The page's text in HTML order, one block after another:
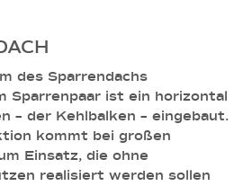
des Sparrendachs
Sparrenpaar ist ein horizontal
– der Kehlbalken – eingebaut.
kommt bei großen
Einsatz, die ohne
realisiert werden sollen